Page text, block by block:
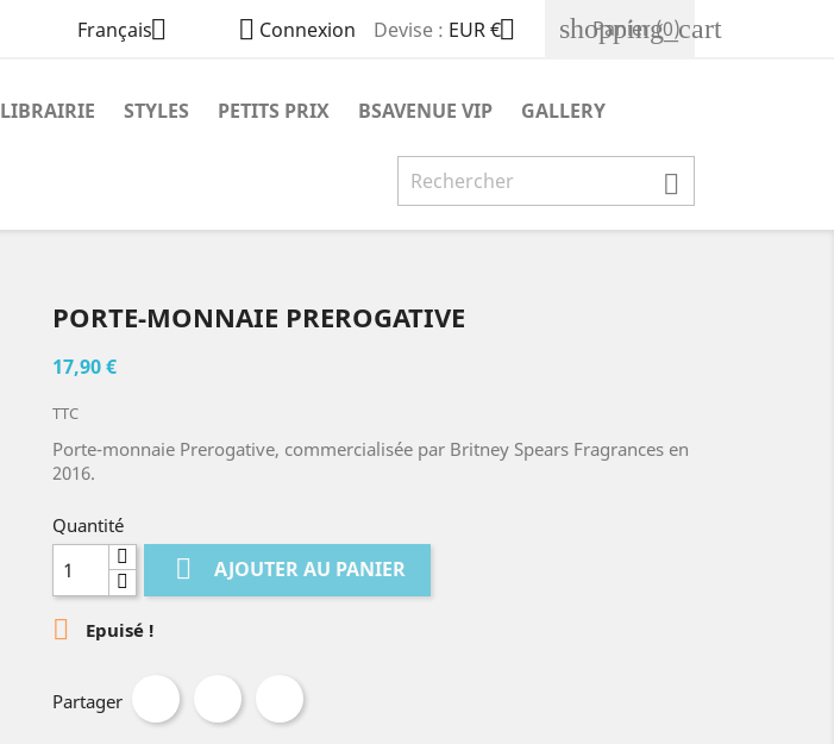
Français  Connexion Devise : EUR € shopping_cart
Panier(0)
LIBRAIRIE STYLES PETITS PRIX BSAVENUE VIP GALLERY

PORTE-MONNAIE PREROGATIVE
17,90 €
TTC
Porte-monnaie Prerogative, commercialisée par Britney Spears Fragrances en
2016.
Quantité
 AJOUTER AU PANIER
 Epuisé !
Partager